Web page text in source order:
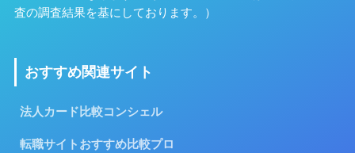
査の調査結果を基にしております。）
おすすめ関連サイト
法人カード比較コンシェル
転職サイトおすすめ比較プロ